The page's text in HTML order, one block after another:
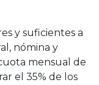
y suficientes a
nómina y
mensual de
el 35% de los